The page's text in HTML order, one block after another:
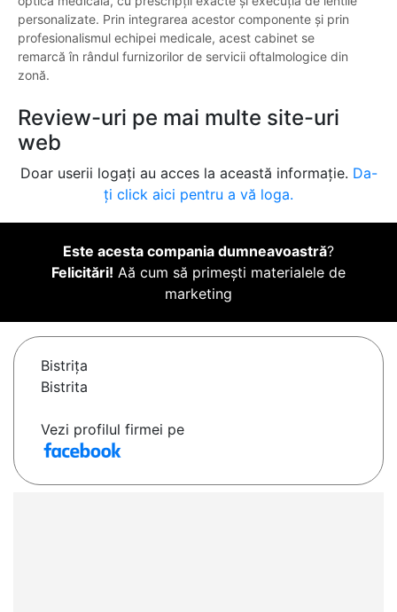
personalizate. Prin integrarea acestor componente și prin
profesionalismul echipei medicale, acest cabinet se
remarcă în rândul furnizorilor de servicii oftalmologice din
zonă.
Review-uri pe mai multe site-uri
web
Doar userii logați au acces la această informație. Da-
ți click aici pentru a vă loga.
Este acesta compania dumneavoastră?
Felicitări! Aă cum să primești materialele de
marketing
Bistriţa
Bistrita
Vezi profilul firmei pe